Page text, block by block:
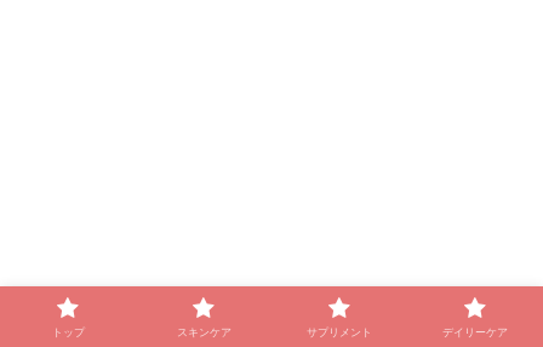
トップ スキンケア サプリメント デイリーケア